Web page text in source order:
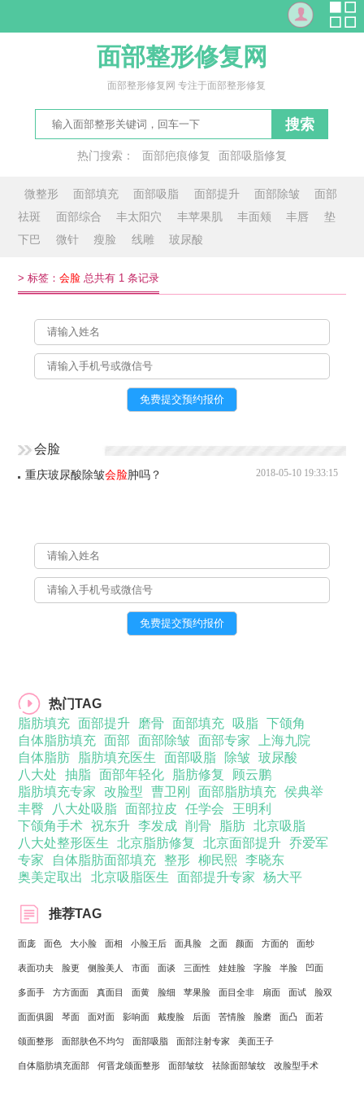
面部整形修复网
面部整形修复网 专注于面部整形修复
搜索
热门搜索： 面部疤痕修复
面部吸脂修复
微整形
面部填充 面部吸脂 面部提升 面部除皱
面部
祛斑
面部综合 丰太阳穴 丰苹果肌 丰面颊 丰唇
垫
下巴
微针 瘦脸 线雕 玻尿酸
>标签：会脸 总共有 1 条记录
会脸
2018-05-10 19:33:15
重庆玻尿酸除皱会脸肿吗？
热门TAG
脂肪填充
面部提升 磨骨 面部填充 吸脂
下颌角
自体脂肪填充
面部 面部除皱 面部专家
上海九院
自体脂肪
脂肪填充医生 面部吸脂 除皱
玻尿酸
八大处
抽脂 面部年轻化 脂肪修复
顾云鹏
脂肪填充专家
改脸型 曹卫刚 面部脂肪填充
侯典举
丰臀
八大处吸脂 面部拉皮 任学会
王明利
下颌角手术
祝东升 李发成 削骨 脂肪
北京吸脂
八大处整形医生
北京脂肪修复 北京面部提升
乔爱军
专家
自体脂肪面部填充 整形 柳民熙
李晓东
奥美定取出
北京吸脂医生 面部提升专家 杨大平
推荐TAG
面庞 面色 大小脸 面相 小脸王后 面具脸 之面 颜面 方面的 面纱
表面功夫 脸更 侧脸美人 市面 面谈 三面性 娃娃脸 字脸 半脸 凹面
多面手 方方面面 真面目 面黄 脸细 苹果脸 面目全非 扇面 面试 脸双
面面俱圆 琴面 面对面 影响面 戴瘦脸 后面 苦情脸 脸磨 面凸 面若
颌面整形 面部肤色不均匀 面部吸脂 面部注射专家 美面王子
自体脂肪填充面部 何晋龙颌面整形 面部皱纹 祛除面部皱纹 改脸型手术